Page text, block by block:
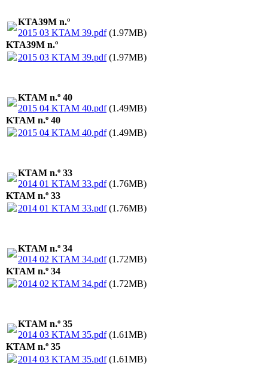
KTA39M n.º
2015 03 KTAM 39.pdf(1.97MB)
KTA39M n.º
2015 03 KTAM 39.pdf(1.97MB)
KTAM n.º 40
2015 04 KTAM 40.pdf(1.49MB)
KTAM n.º 40
2015 04 KTAM 40.pdf(1.49MB)
KTAM n.º 33
2014 01 KTAM 33.pdf(1.76MB)
KTAM n.º 33
2014 01 KTAM 33.pdf(1.76MB)
KTAM n.º 34
2014 02 KTAM 34.pdf(1.72MB)
KTAM n.º 34
2014 02 KTAM 34.pdf(1.72MB)
KTAM n.º 35
2014 03 KTAM 35.pdf(1.61MB)
KTAM n.º 35
2014 03 KTAM 35.pdf(1.61MB)